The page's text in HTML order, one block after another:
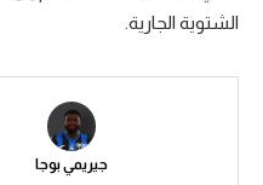
سعودي في الجول
الدوري الإنجليزي
دوري أبطال أوروبا
الشتوية الجارية.
جيريمي بوجا